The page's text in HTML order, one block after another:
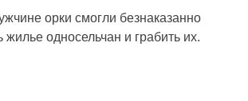
орки смогли безнаказанно
односельчан и грабить их.